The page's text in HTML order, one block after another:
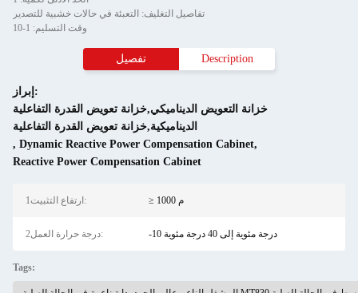
تفاصيل التغليف: التعبئة في حالات خشبية للتصدير
وقت التسليم: 1-10
تفصيل Description
إبراز:
خزانة التعويض الديناميكي,خزانة تعويض القدرة التفاعلية
الديناميكية,خزانة تعويض القدرة التفاعلية
, Dynamic Reactive Power Compensation Cabinet,
Reactive Power Compensation Cabinet
1ارتفاع التثبيت: ≥ 1000 م
2درجة حرارة العمل: -10 درجة مئوية إلى 40 درجة مئوية
Tags: